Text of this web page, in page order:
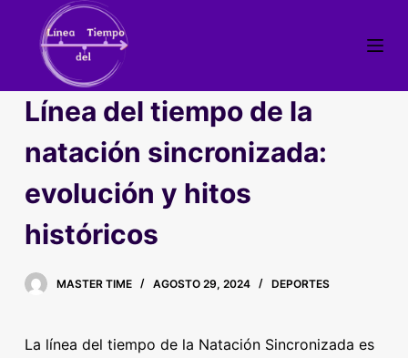
t
a
Línea del tiempo de la
natación sincronizada:
evolución y hitos
históricos
MASTER TIME AGOSTO 29, 2024 DEPORTES
La línea del tiempo de la Natación Sincronizada es